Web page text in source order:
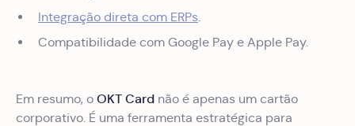
Integração direta com ERPs.
Compatibilidade com Google Pay e Apple Pay.
Em resumo, o OKT Card não é apenas um cartão
corporativo. É uma ferramenta estratégica para